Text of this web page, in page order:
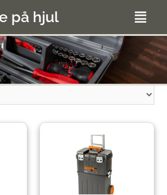
på hjul